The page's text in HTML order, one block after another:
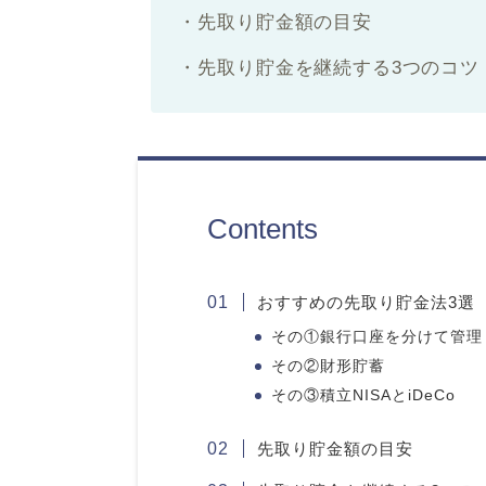
・先取り貯金額の目安
・先取り貯金を継続する3つのコツ
Contents
おすすめの先取り貯金法3選
その①銀行口座を分けて管理
その②財形貯蓄
その③積立NISAとiDeCo
先取り貯金額の目安